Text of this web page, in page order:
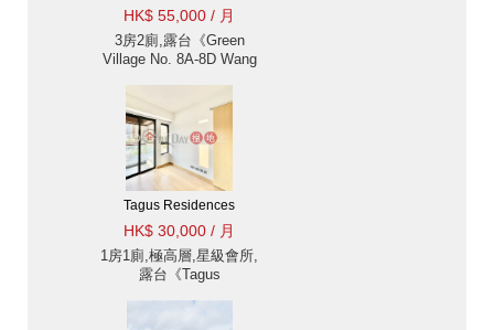
HK$ 55,000 / 月
3房2廁,露台《Green
Village No. 8A-8D Wang
Tagus Residences
HK$ 30,000 / 月
1房1廁,極高層,星級會所,
露台《Tagus